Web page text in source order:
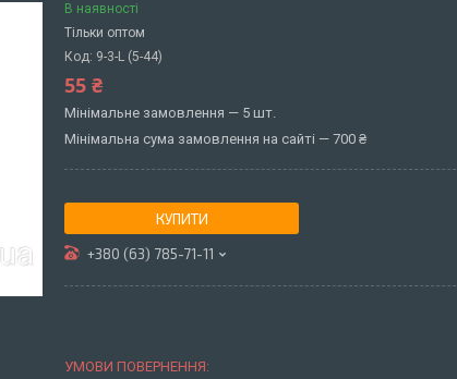
В наявності
Тільки оптом
Код: 9-3-L (5-44)
55 ₴
Мінімальне замовлення — 5 шт.
Мінімальна сума замовлення на сайті — 700 ₴
КУПИТИ
+380 (63) 785-71-11